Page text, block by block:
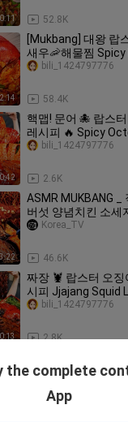
52.8K
[Mukbang] 대왕 랍
새우🦐해물찜
Seafood ASMR
58.4K
bili_1424797776
핵맵! 문어 🐙 랍스
레시피 🔥 Spicy
Seafood Boil
2.6K
bili_1424797776
ASMR MUKBANG
버섯 양념치킨 소세
46.6K
Korea_TV
짜장 🦞 랍스터 오
시피 Jjajang Squid
Mushrooms
2.8K
bili_1424797776
fried turkey
the complete
App